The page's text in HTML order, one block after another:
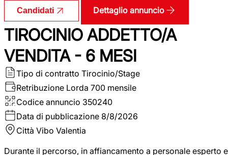
Candidati Dettaglio annuncio
TIROCINIO ADDETTO/A
VENDITA - 6 MESI
Tipo di contratto Tirocinio/Stage
Retribuzione Lorda 700 mensile
Codice annuncio 350240
Data di pubblicazione 8/8/2026
Città Vibo Valentia
Durante il percorso, in affiancamento a personale esperto e